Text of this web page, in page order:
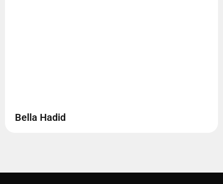
Bella Hadid